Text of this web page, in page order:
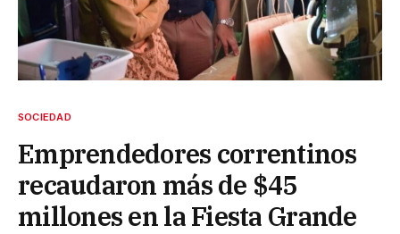
SOCIEDAD
Emprendedores correntinos
recaudaron más de $45
millones en la Fiesta Grande